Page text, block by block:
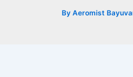
By Aeromist